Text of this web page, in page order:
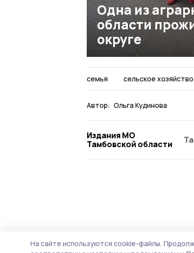
Одна из
области
округе
семья сельское хозяйство
Автор: Ольга Кудинова
Издания МО
Тамбовской области
На сайте используются cookie-файлы.